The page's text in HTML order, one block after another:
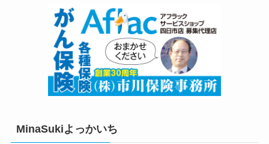
MinaSukiよっかいち